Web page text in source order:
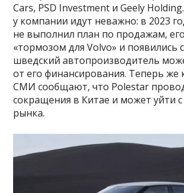
Cars, PSD Investment и Geely
у компании идут неважно: в 2023
не выполнил план по продажам,
«тормозом для Volvo» и появились
шведский автопроизводитель
от его финансирования. Теперь же
СМИ сообщают, что Polestar
сокращения в Китае и может уйти с
рынка.